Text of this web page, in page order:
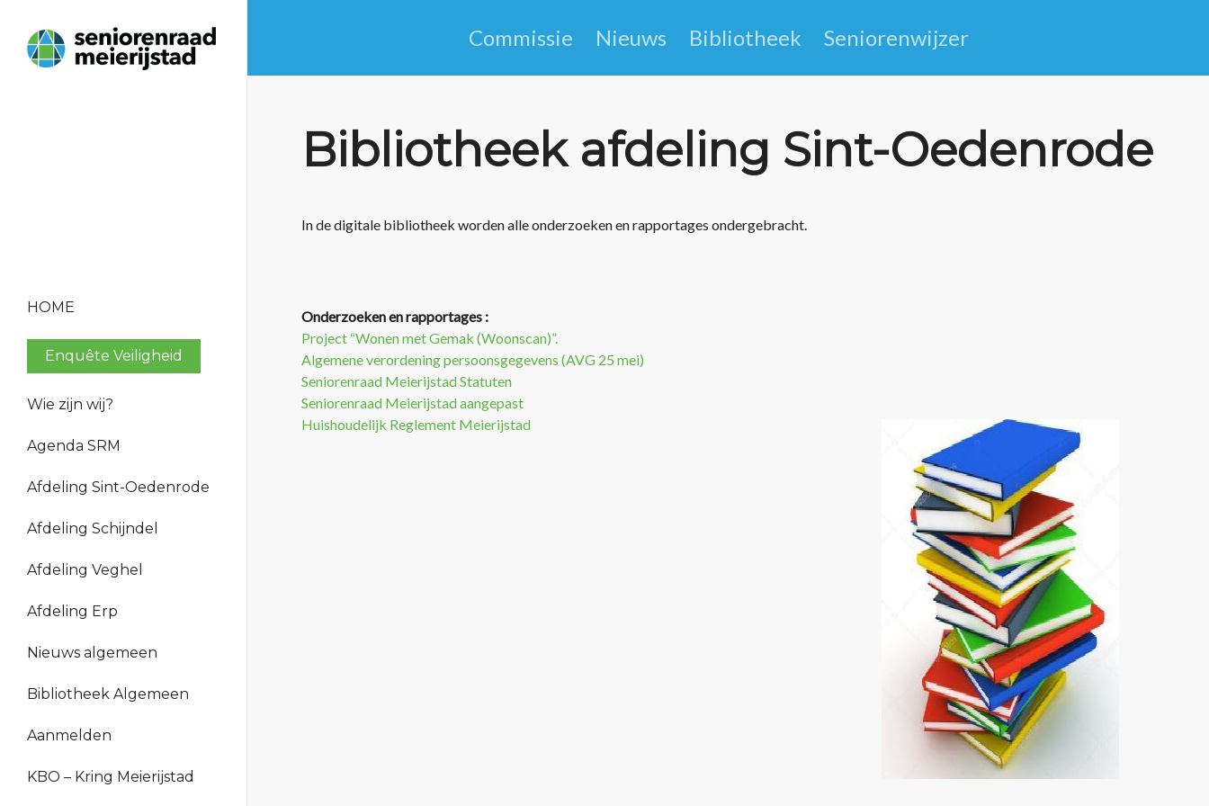
HOME
Enquête Veiligheid
Wie zijn wij?
Bestuur en organisatie
Beleid
Geschiedenis
Agenda SRM
Afdeling Sint-Oedenrode
Afdeling Schijndel
Afdeling Veghel
Afdeling Erp
Nieuws algemeen
Bibliotheek Algemeen
Aanmelden
KBO – Kring Meierijstad
Commissie Nieuws Bibliotheek Seniorenwijzer
Bibliotheek afdeling Sint-Oedenrode
In de digitale bibliotheek worden alle onderzoeken en rapportages ondergebracht.
Onderzoeken en rapportages :
Project “Wonen met Gemak (Woonscan)”.
Algemene verordening persoonsgegevens (AVG 25 mei)
Seniorenraad Meierijstad Statuten
Seniorenraad Meierijstad aangepast
Huishoudelijk Reglement Meierijstad